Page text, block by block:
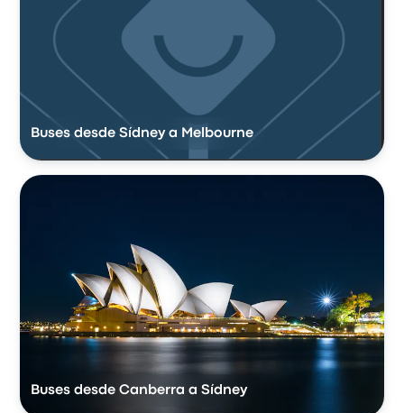
Buses desde Sídney a Melbourne
Buses desde Canberra a Sídney